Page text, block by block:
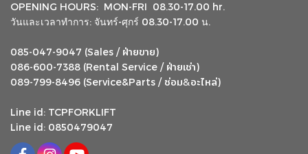
OPENING HOURS: MON-FRI 08.30-17.00 hr.
วันและเวลาทำการ: จันทร์-ศุกร์ 08.30-17.00 น.
085-047-9047 (Sales / ฝ่ายขาย)
086-600-7388 (Rental Service / ฝ่ายเช่า)
089-799-8496 (Service&Parts / ซ่อม&อะไหล่)
Line id: TCPFORKLIFT
Line id: 0850479047